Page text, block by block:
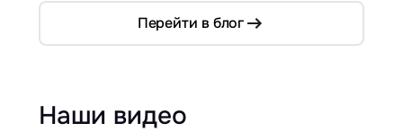
Перейти в блог
Наши видео